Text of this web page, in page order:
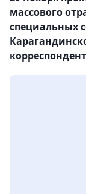
массового
специальных